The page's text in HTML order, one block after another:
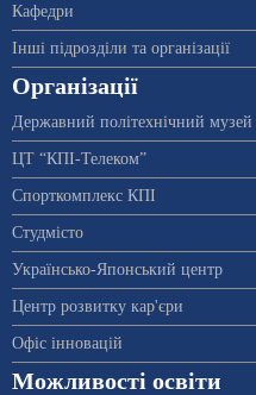
Кафедри
Інші підрозділи та організації
Організації
Державний політехнічний музей
ЦТ “КПІ-Телеком”
Спорткомплекс КПІ
Студмісто
Українсько-Японський центр
Центр розвитку кар'єри
Офіс інновацій
Можливості освіти